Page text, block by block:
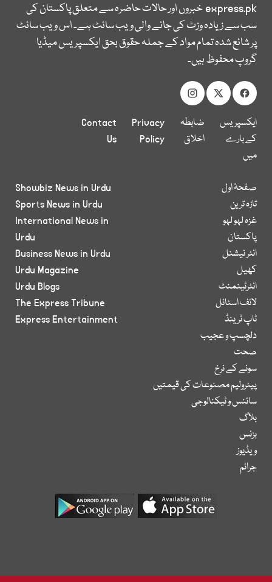
express.pkخبروں اور حالات حاضرہ سے متعلق پاکستان کی
سب سے زیادہ وزٹ کی جانے والی ویب سائٹ ہے۔ اس ویب سائٹ
پر شائع شدہ تمام مواد کے جملہ حقوق بحق ایکسپریس میڈیا
گروپ محفوظ ہیں۔
ایکسپریس
کے بارے
میں
ضابطہ
اخلاق
Privacy
Policy
Contact
Us
صفحۂ اول
تازہ ترین
غزہ لہو لہو
پاکستان
انٹر نیشنل
کھیل
انٹرٹینمنٹ
لائف اسٹائل
ٹاپ ٹرینڈ
دلچسپ و عجیب
صحت
سونے کے نرخ
پیٹرولیم مصنوعات کی قیمتیں
سائنس و ٹیکنالوجی
بلاگ
بزنس
ویڈیوز
جرائم
Showbiz News in Urdu
Sports News in Urdu
International News in
Urdu
Business News in Urdu
Urdu Magazine
Urdu Blogs
The Express Tribune
Express Entertainment